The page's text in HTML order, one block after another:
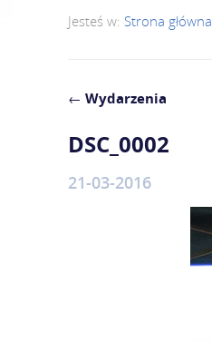
Jesteś w: Strona główna
← Wydarzenia
DSC_0002
21-03-2016